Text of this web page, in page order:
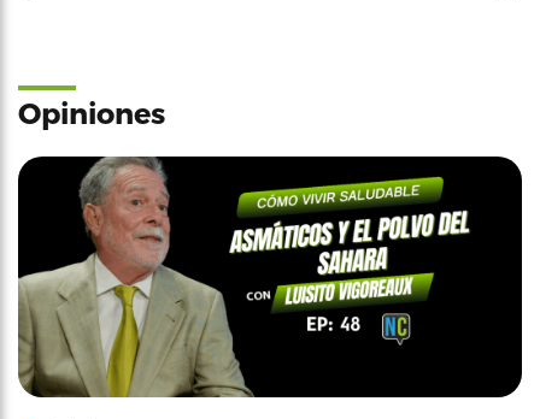
Opiniones